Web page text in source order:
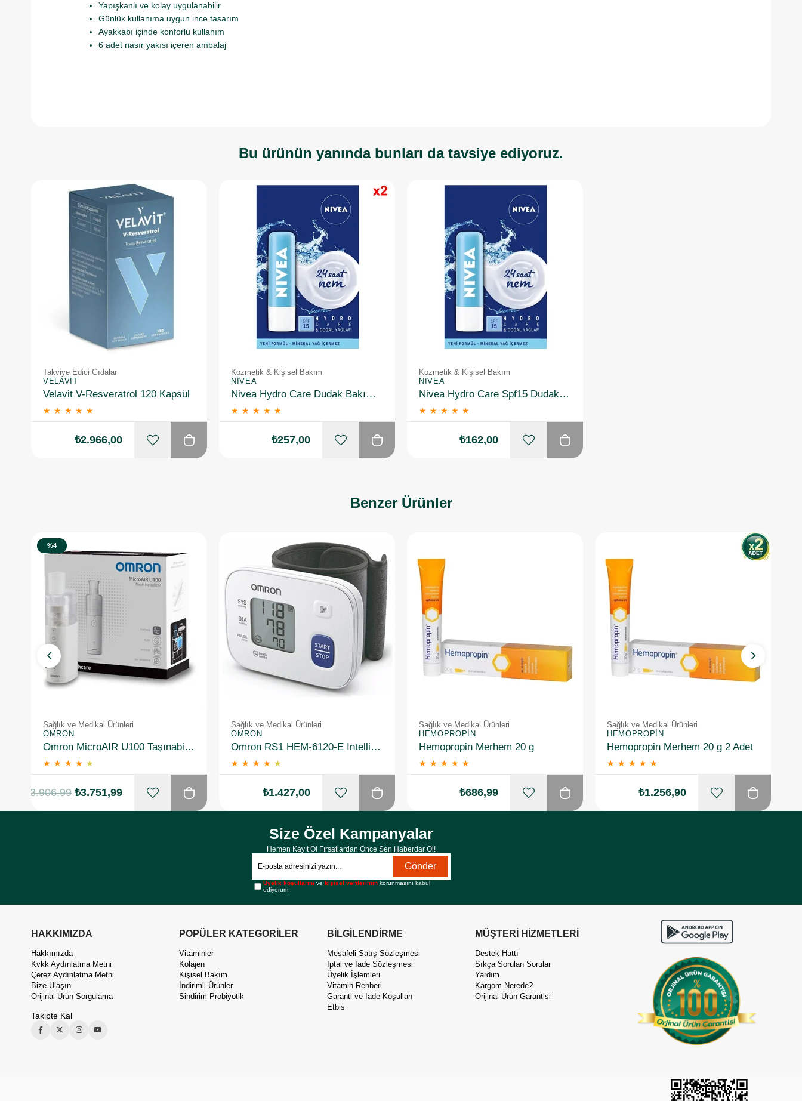
Yapışkanlı ve kolay uygulanabilir
Günlük kullanıma uygun ince tasarım
Ayakkabı içinde konforlu kullanım
6 adet nasır yakısı içeren ambalaj
Bu ürünün yanında bunları da tavsiye ediyoruz.
Takviye Edici Gıdalar
VELAVIT
Velavit V-Resveratrol 120 Kapsül
★ ★ ★ ★ ★
₺2.966,00
Kozmetik & Kişisel Bakım
NIVEA
Nivea Hydro Care Dudak Bakım Kremi 4.8 gr 2 Adet
★ ★ ★ ★ ★
₺257,00
Kozmetik & Kişisel Bakım
NIVEA
Nivea Hydro Care Spf15 Dudak Bakım Kremi 4.8 gr
★ ★ ★ ★ ★
₺162,00
Benzer Ürünler
Sağlık ve Medikal Ürünleri
OMRON
Omron MicroAIR U100 Taşınabilir Nebulizatör
★ ★ ★ ★ ★
%4
₺3.751,99
₺3.906,99
Sağlık ve Medikal Ürünleri
OMRON
Omron RS1 HEM-6120-E Intellisense Bilekten Dijital Tansiyon Aleti
★ ★ ★ ★ ★
₺1.427,00
Sağlık ve Medikal Ürünleri
HEMOPROPIN
Hemopropin Merhem 20 g
★ ★ ★ ★ ★
₺686,99
Sağlık ve Medikal Ürünleri
HEMOPROPIN
Hemopropin Merhem 20 g 2 Adet
★ ★ ★ ★ ★
₺1.256,90
Size Özel Kampanyalar
Hemen Kayıt Ol Fırsatlardan Önce Sen Haberdar Ol!
Gönder
Üyelik koşullarını vekişisel verilerimin korunmasını kabul
ediyorum.
HAKKIMIZDA
Hakkımızda
Kvkk Aydınlatma Metni
Çerez Aydınlatma Metni
Bize Ulaşın
Orijinal Ürün Sorgulama
Takipte Kal
POPÜLER KATEGORİLER
Vitaminler
Kolajen
Kişisel Bakım
İndirimli Ürünler
Sindirim Probiyotik
BİLGİLENDİRME
Mesafeli Satış Sözleşmesi
İptal ve İade Sözleşmesi
Üyelik İşlemleri
Vitamin Rehberi
Garanti ve İade Koşulları
Etbis
MÜŞTERİ HİZMETLERİ
Destek Hattı
Sıkça Sorulan Sorular
Yardım
Kargom Nerede?
Orijinal Ürün Garantisi